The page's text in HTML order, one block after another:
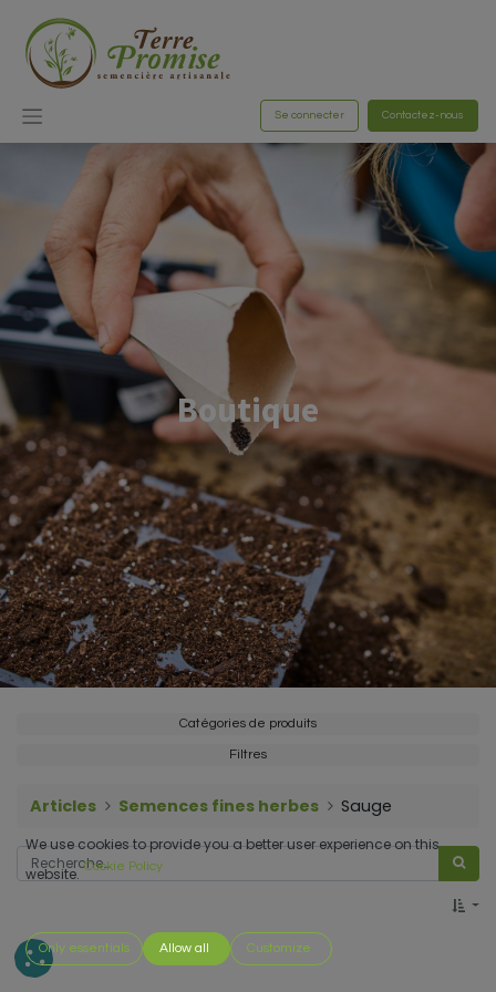
Se connecter Contactez-nous
Boutique
Catégories de produits
Filtres
Articles Semences fines herbes Sauge
We use cookies to provide you a better user experience on this
website. Cookie Policy
Only essentials Allow all Customize